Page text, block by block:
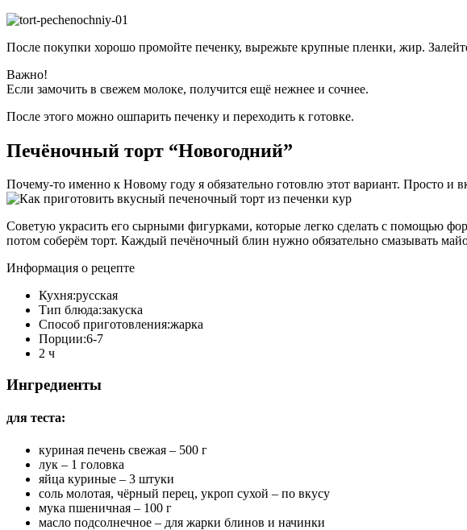
После покупки хорошо промойте печенку, вырежьте крупные пленки, жир.
Важно!
Если замочить в свежем молоке, получится ещё нежнее и сочнее.
После этого можно ошпарить печенку и переходить к готовке.
Печёночный торт “Новогодний”
Почему-то именно к Новому году я обязательно готовлю этот вариант. Просто и
Советую украсить его сырными фигурками, которые легко сделать с помощью
потом соберём торт. Каждый печёночный блин нужно обязательно смазывать
Информация о рецепте
Кухня:русская
Тип блюда:закуска
Способ приготовления:жарка
Порции:6-7
2 ч
Ингредиенты
для теста:
куриная печень свежая – 500 г
лук – 1 головка
яйца куриные – 3 штуки
соль молотая, чёрный перец, укроп сухой – по вкусу
мука пшеничная – 100 г
масло подсолнечное – для жарки блинов и начинки